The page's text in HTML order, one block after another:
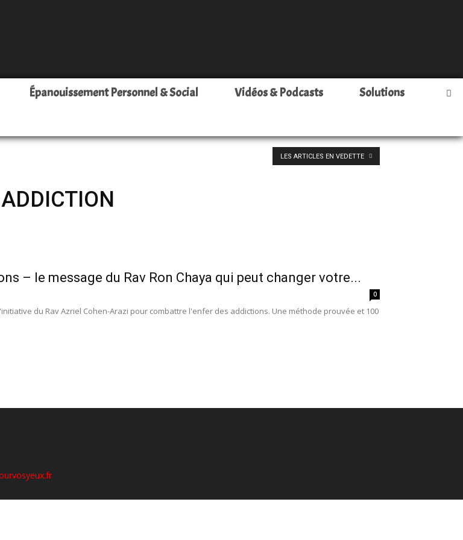
Leava
vos
Épanouissement Personnel & Social Vidéos & Podcasts
Solutions
ADDICTION
LES ARTICLES EN VEDETTE
– le message du Rav Ron Chaya qui peut changer votre...
0
du Rav Azriel Cohen-Arazi pour combattre l'enfer des addictions. Une méthode prouvée et 100